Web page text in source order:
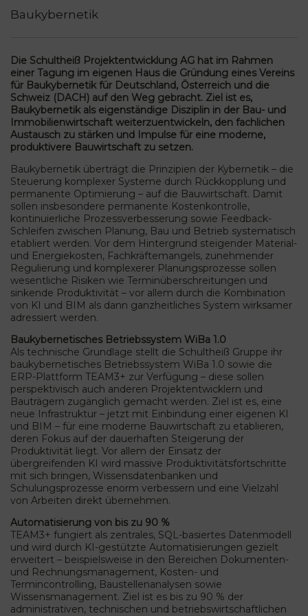
Baukybernetik
Die Schultheiß Projektentwicklung AG hat im Rahmen
einer Tagung im eigenen Haus die Gründung eines Vereins
für Baukybernetik für Deutschland, Österreich und die
Schweiz (DACH) auf den Weg gebracht. Ziel ist es,
Baukybernetik als eigenständige Disziplin in der Bau- und
Immobilienwirtschaft weiterzuentwickeln, den fachlichen
Austausch zu stärken und Impulse für eine moderne,
produktivere Bauwirtschaft zu setzen.
Baukybernetik überträgt die Prinzipien der Kybernetik – die
Steuerung komplexer Systeme durch Rückkopplung und
permanente Optimierung – auf die Bauwirtschaft. Damit
sollen insbesondere permanente Kostenkontrolle,
kontinuierliche Prozessverbesserung sowie Feedback-
Schleifen zwischen Planung, Bau und Betrieb systematisch
etabliert werden. Vor dem Hintergrund steigender Material-
und Energiekosten, Fachkräftemangels, zunehmender
Regulierung und komplexerer Planungsprozesse sollen
wesentliche Risiken wie Terminüberschreitungen und
sinkende Produktivität – vor allem durch die Kombination
von KI und BIM als dann ganzheitliches System wirksamer
adressiert werden.
Baukybernetisches Betriebssystem WiBa 1.0
Als technische Grundlage stellt die Schultheiß Gruppe ihr
baukybernetisches Betriebssystem WiBa 1.0 sowie die
ERP-Plattform TEAM3+ zur Verfügung – diese sollen
perspektivisch auch anderen Projektentwicklern und
Bauträgern zugänglich gemacht werden. Ziel ist es, eine
neue Infrastruktur – jetzt mit Einbindung einer eigenen KI
und BIM – für eine moderne Bauwirtschaft zu etablieren,
deren Fokus auf der dauerhaften Steigerung der
Produktivität liegt. Vor allem der Einsatz der
übergreifenden KI wird massive Produktivitätsfortschritte
mit sich bringen, Wissensdatenbanken und
Schulungsprozesse enorm verbessern und eine Vielzahl
von Arbeiten direkt übernehmen.
Automatisierung von bis zu 90 %
TEAM3+ fungiert als zentrales, SQL-basiertes Datenmodell
und wird durch KI-gestützte Automatisierungen gezielt
erweitert – beispielsweise in den Bereichen Dokumenten-
und Rechnungsmanagement, Kosten- und
Termincontrolling, Baustellenanalysen sowie
Wissensmanagement. Ziel ist es bis zu 90 % der
administrativen, technischen und betriebswirtschaftlichen